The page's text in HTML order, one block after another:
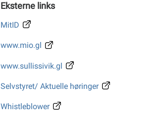
Eksterne links
MitID
www.mio.gl
www.sullissivik.gl
Selvstyret/ Aktuelle høringer
Whistleblower